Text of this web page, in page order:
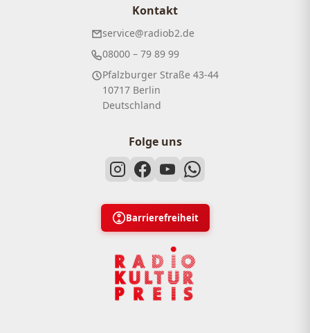
Kontakt
service@radiob2.de
08000 – 79 89 99
Pfalzburger Straße 43-44
10717 Berlin
Deutschland
Folge uns
Barrierefreiheit